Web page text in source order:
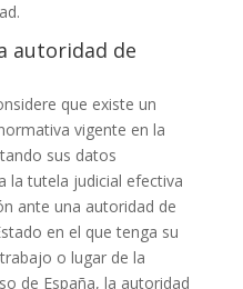
autoridad de
que existe un
vigente en la
sus datos
la tutela judicial efectiva
ante una autoridad de
en el que tenga su
o lugar de la
de España, la autoridad